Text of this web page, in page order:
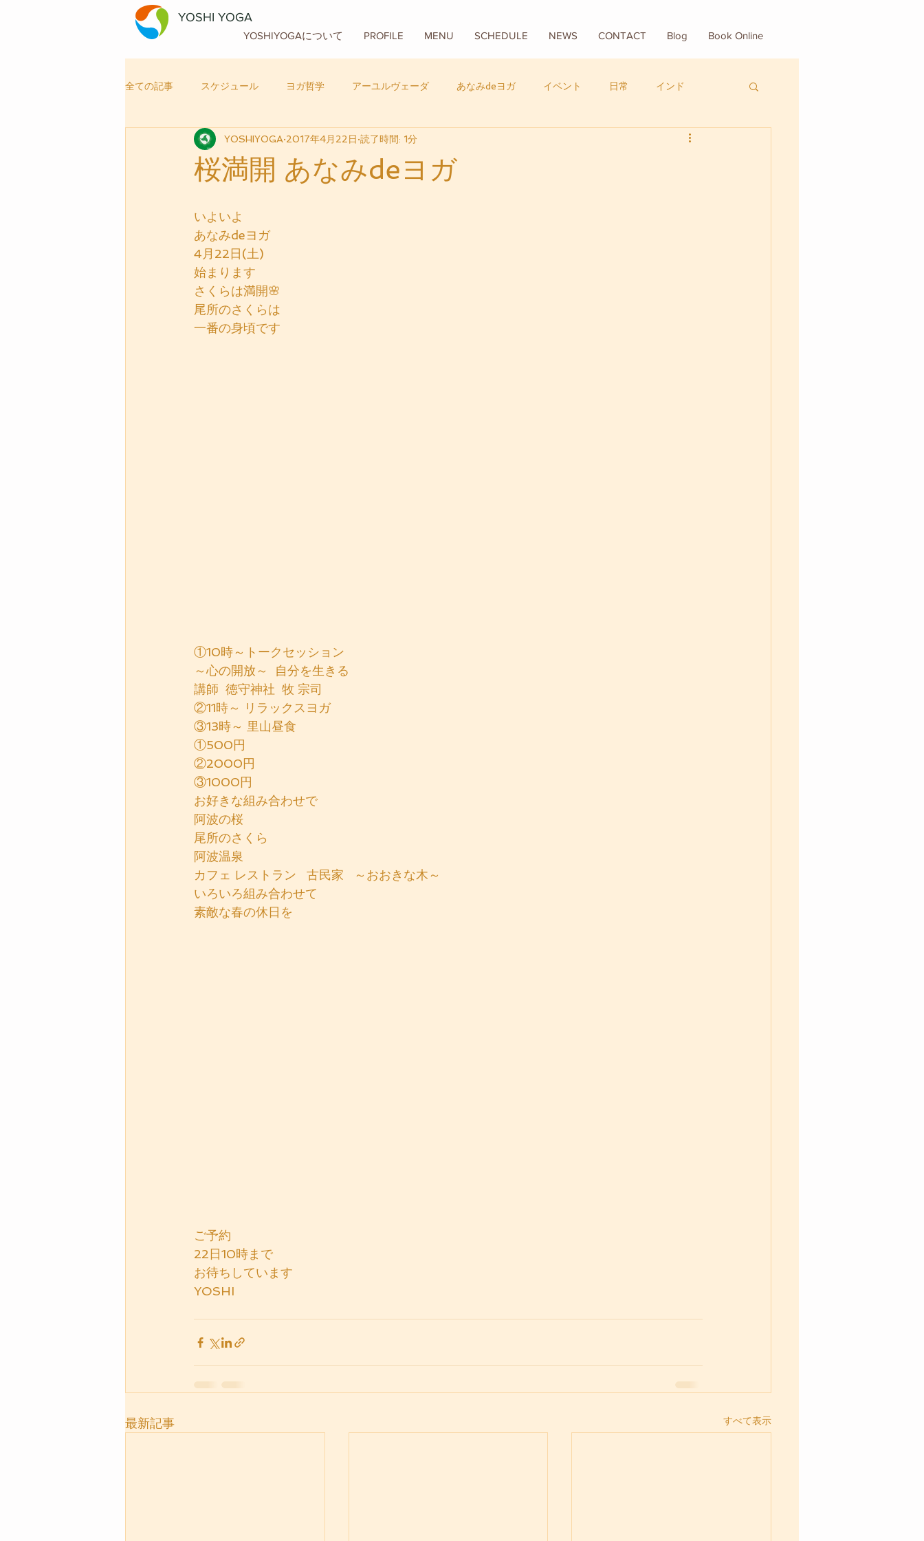
YOSHI YOGA
YOSHIYOGAについて PROFILE MENU SCHEDULE NEWS CONTACT Blog Book Online
全ての記事 スケジュール ヨガ哲学 アーユルヴェーダ あなみdeヨガ イベント 日常 インド
自律神経メンテナンス ヨガ フード バリ
桜満開 あなみdeヨガ
YOSHIYOGA 2017年4月22日 読了時間: 1分
いよいよ
あなみdeヨガ
4月22日(土)
始まります
さくらは満開🌸
尾所のさくらは
一番の身頃です
①10時～トークセッション
～心の開放～  自分を生きる
講師  徳守神社  牧 宗司
②11時～ リラックスヨガ
③13時～ 里山昼食
①500円
②2000円
③1000円
お好きな組み合わせで
阿波の桜
尾所のさくら
阿波温泉
カフェ レストラン   古民家   ～おおきな木～
いろいろ組み合わせて
素敵な春の休日を
ご予約
22日10時まで
お待ちしています
YOSHI
最新記事 すべて表示